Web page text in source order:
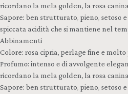
ricordano la mela golden, la rosa
Sapore: ben strutturato, pieno, setoso
spiccata acidità che si mantiene nel
Abbinamenti
Colore: rosa cipria, perlage fine e
Profumo: intenso e di avvolgente
ricordano la mela golden, la rosa
Sapore: ben strutturato, pieno, setoso